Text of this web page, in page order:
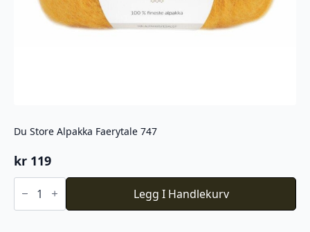
Du Store Alpakka Faerytale 747
kr 119
Du
Store
Faerytale
Legg I Handlekurv